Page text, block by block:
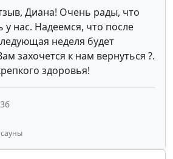
Диана! Очень рады, что
нас. Надеемся, что после
неделя будет
захочется к нам вернуться ?.
здоровья!